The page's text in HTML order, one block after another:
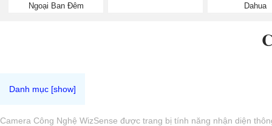
Ngoại Ban Đêm
Dahua
Camera Công Nghệ WizSense được trang bị tính năng nhận diện